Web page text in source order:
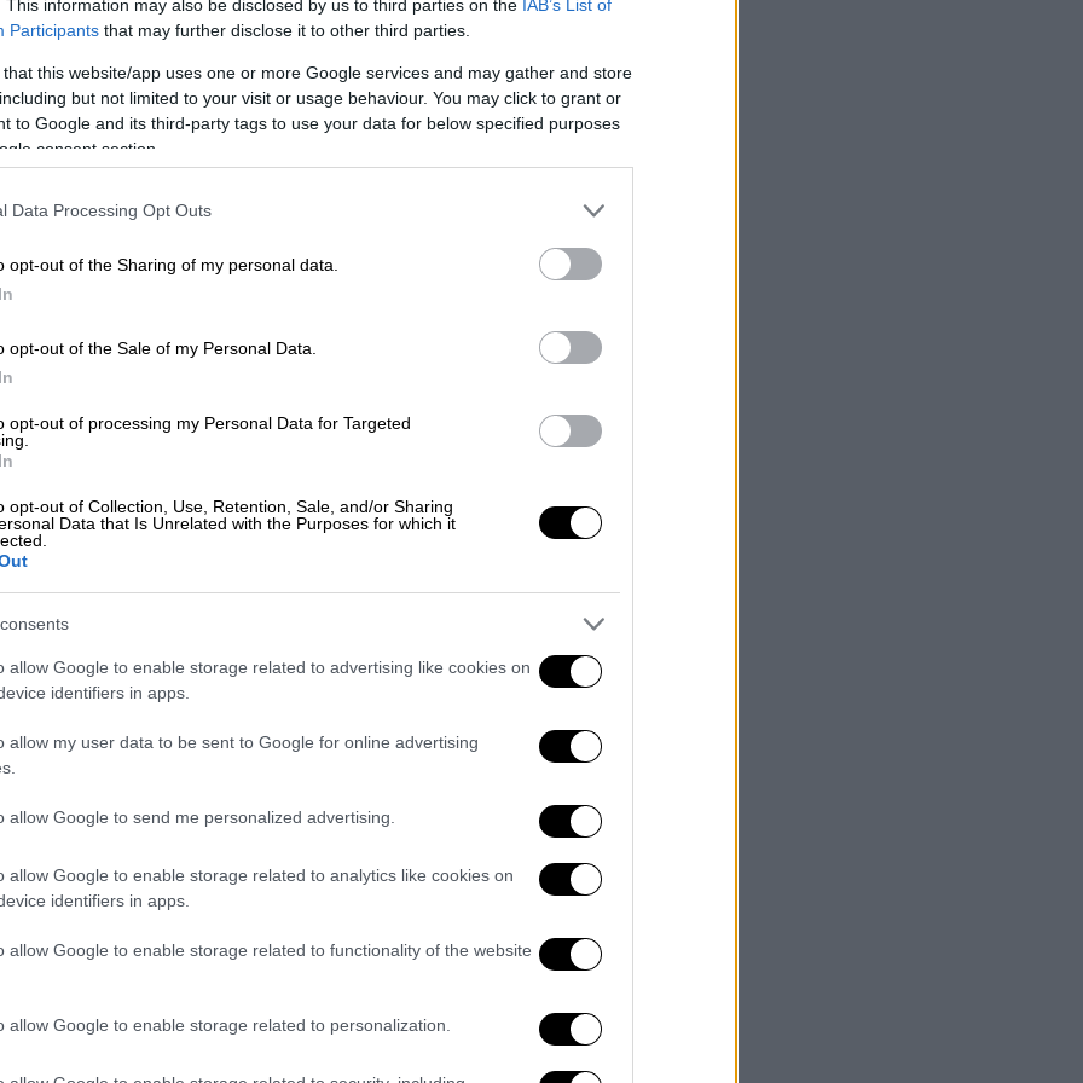
This information may also be disclosed by us to third parties on the IAB’s List of
Participants that may further disclose it to other third parties.
that this website/app uses one or more Google services and may gather and store
but not limited to your visit or usage behaviour. You may click to grant or
to Google and its third-party tags to use your data for below specified purposes
consent section.
Data Processing Opt Outs
opt-out of the Sharing of my personal data.
opt-out of the Sale of my Personal Data.
opt-out of processing my Personal Data for Targeted
opt-out of Collection, Use, Retention, Sale, and/or Sharing
Data that Is Unrelated with the Purposes for which it
allow Google to enable storage related to advertising like cookies on
identifiers in apps.
allow my user data to be sent to Google for online advertising
allow Google to send me personalized advertising.
allow Google to enable storage related to analytics like cookies on
identifiers in apps.
allow Google to enable storage related to functionality of the website
allow Google to enable storage related to personalization.
Ντάκκα , καθώς κάλυπταν τις συνέπειες
στη δουλειά και μετά την κηδεία
εργαζόταν ως καμεραμάν και
σε αυτοκίνητο που μετέφερε
2024.
και τη σύζυγό του από τις επιθέσεις του Ισραήλ
να φύγει από τη Γάζα.
σε όλο τον κόσμο για να μιλήσει για τον
να δυσκολεύεται γνωρίζοντας ότι δεν
σαν να δηλητηριάστηκα όταν έφυγα
κάθε φορά που βλέπω πλάνα από
τον λαό της Παλαιστίνης,